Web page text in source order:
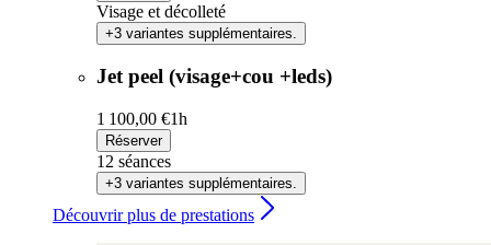
Visage et décolleté
+3 variantes supplémentaires.
Jet peel (visage+cou +leds)
1 100,00 €1h
Réserver
12 séances
+3 variantes supplémentaires.
Découvrir plus de prestations